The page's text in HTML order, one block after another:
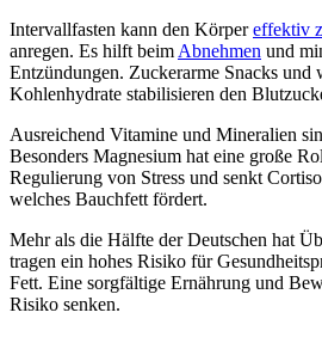
Intervallfasten kann den Körpereffektiv
anregen. Es hilft beim Abnehmen und
Entzündungen. Zuckerarme Snacks und
Kohlenhydrate stabilisieren den
Ausreichend Vitamine und Mineralien
Besonders Magnesium hat eine große
Regulierung von Stress und senkt
welches Bauchfett fördert.
Mehr als die Hälfte der Deutschen hat
tragen ein hohes Risiko für
Fett. Eine sorgfältige Ernährung und
Risiko senken.